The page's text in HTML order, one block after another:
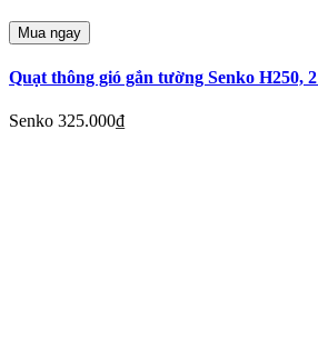
Mua ngay
Quạt thông gió gắn tường Senko H250,
Senko 325.000₫